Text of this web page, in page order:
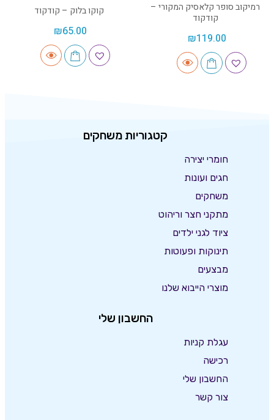
רמיקוב סופר קלאסיק המקורי –
קודקוד
₪119.00
קוקו בלוק – קודקוד
₪65.00
קטגוריות משחקים
חומרי יצירה
חגים ועונות
משחקים
מתקני חצר וריהוט
ציוד לגני ילדים
תינוקות ופעוטות
מבצעים
מוצרי הייבוא שלנו
החשבון שלי
עגלת קניות
רכישה
החשבון שלי
צור קשר